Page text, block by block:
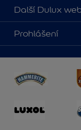
O nás
Kontaktujte nás
Najít obchod
Další Dulux
duluxmalir.cz
duluxmaliar.sk
Prohlášení